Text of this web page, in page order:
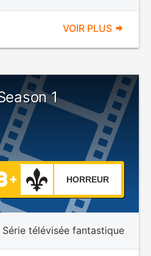
VOIR PLUS
1
HORREUR
Série télévisée fantastique